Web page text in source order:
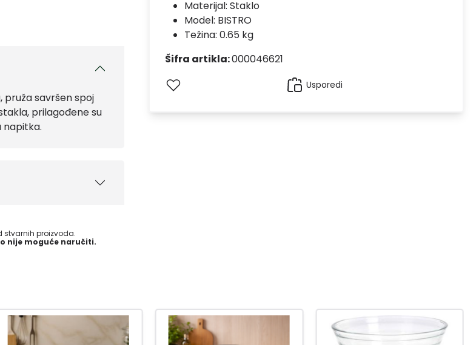
pruža savršen spoj
prilagođene su
napitka.
stvarnih proizvoda.
nije moguće naručiti.
Materijal: Staklo
Model: BISTRO
Težina: 0.65 kg
Šifra artikla:000046621
Usporedi